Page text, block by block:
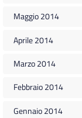
Maggio 2014
Aprile 2014
Marzo 2014
Febbraio 2014
Gennaio 2014